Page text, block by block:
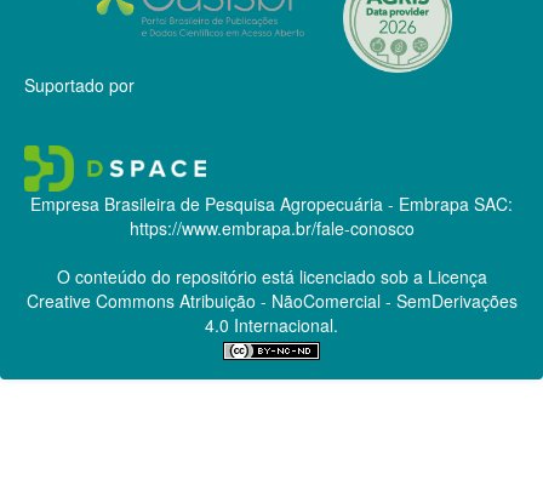
Suportado por
Empresa Brasileira de Pesquisa Agropecuária - Embrapa SAC:
https://www.embrapa.br/fale-conosco
O conteúdo do repositório está licenciado sob a Licença
Creative CommonsAtribuição - NãoComercial - SemDerivações
4.0 Internacional.